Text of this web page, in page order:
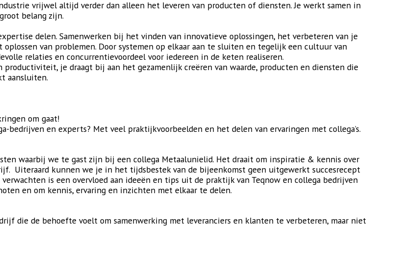
vrijwel altijd verder dan alleen het leveren van producten of diensten. Je werkt samen in
belang zijn.
delen. Samenwerken bij het vinden van innovatieve oplossingen, het verbeteren van je
van problemen. Door systemen op elkaar aan te sluiten en tegelijk een cultuur van
relaties en concurrentievoordeel voor iedereen in de keten realiseren.
je draagt bij aan het gezamenlijk creëren van waarde, producten en diensten die
aansluiten.
om gaat!
en experts? Met veel praktijkvoorbeelden en het delen van ervaringen met collega’s.
waarbij we te gast zijn bij een collega Metaalunielid. Het draait om inspiratie & kennis over
Uiteraard kunnen we je in het tijdsbestek van de bijeenkomst geen uitgewerkt succesrecept
is een overvloed aan ideeën en tips uit de praktijk van Teqnow en collega bedrijven
en om kennis, ervaring en inzichten met elkaar te delen.
die de behoefte voelt om samenwerking met leveranciers en klanten te verbeteren, maar niet